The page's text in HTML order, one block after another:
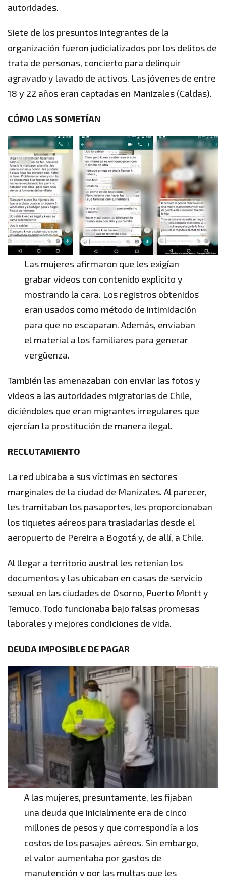
autoridades.
Siete de los presuntos integrantes de la
organización fueron judicializados por los delitos de
trata de personas, concierto para delinquir
agravado y lavado de activos. Las jóvenes de entre
18 y 22 años eran captadas en Manizales (Caldas).
CÓMO LAS SOMETÍAN
Las mujeres afirmaron que les exigían
grabar videos con contenido explícito y
mostrando la cara. Los registros obtenidos
eran usados como método de intimidación
para que no escaparan. Además, enviaban
el material a los familiares para generar
vergüenza.
También las amenazaban con enviar las fotos y
videos a las autoridades migratorias de Chile,
diciéndoles que eran migrantes irregulares que
ejercían la prostitución de manera ilegal.
RECLUTAMIENTO
La red ubicaba a sus víctimas en sectores
marginales de la ciudad de Manizales. Al parecer,
les tramitaban los pasaportes, les proporcionaban
los tiquetes aéreos para trasladarlas desde el
aeropuerto de Pereira a Bogotá y, de allí, a Chile.
Al llegar a territorio austral les retenían los
documentos y las ubicaban en casas de servicio
sexual en las ciudades de Osorno, Puerto Montt y
Temuco. Todo funcionaba bajo falsas promesas
laborales y mejores condiciones de vida.
DEUDA IMPOSIBLE DE PAGAR
A las mujeres, presuntamente, les fijaban
una deuda que inicialmente era de cinco
millones de pesos y que correspondía a los
costos de los pasajes aéreos. Sin embargo,
el valor aumentaba por gastos de
manutención y por las multas que les